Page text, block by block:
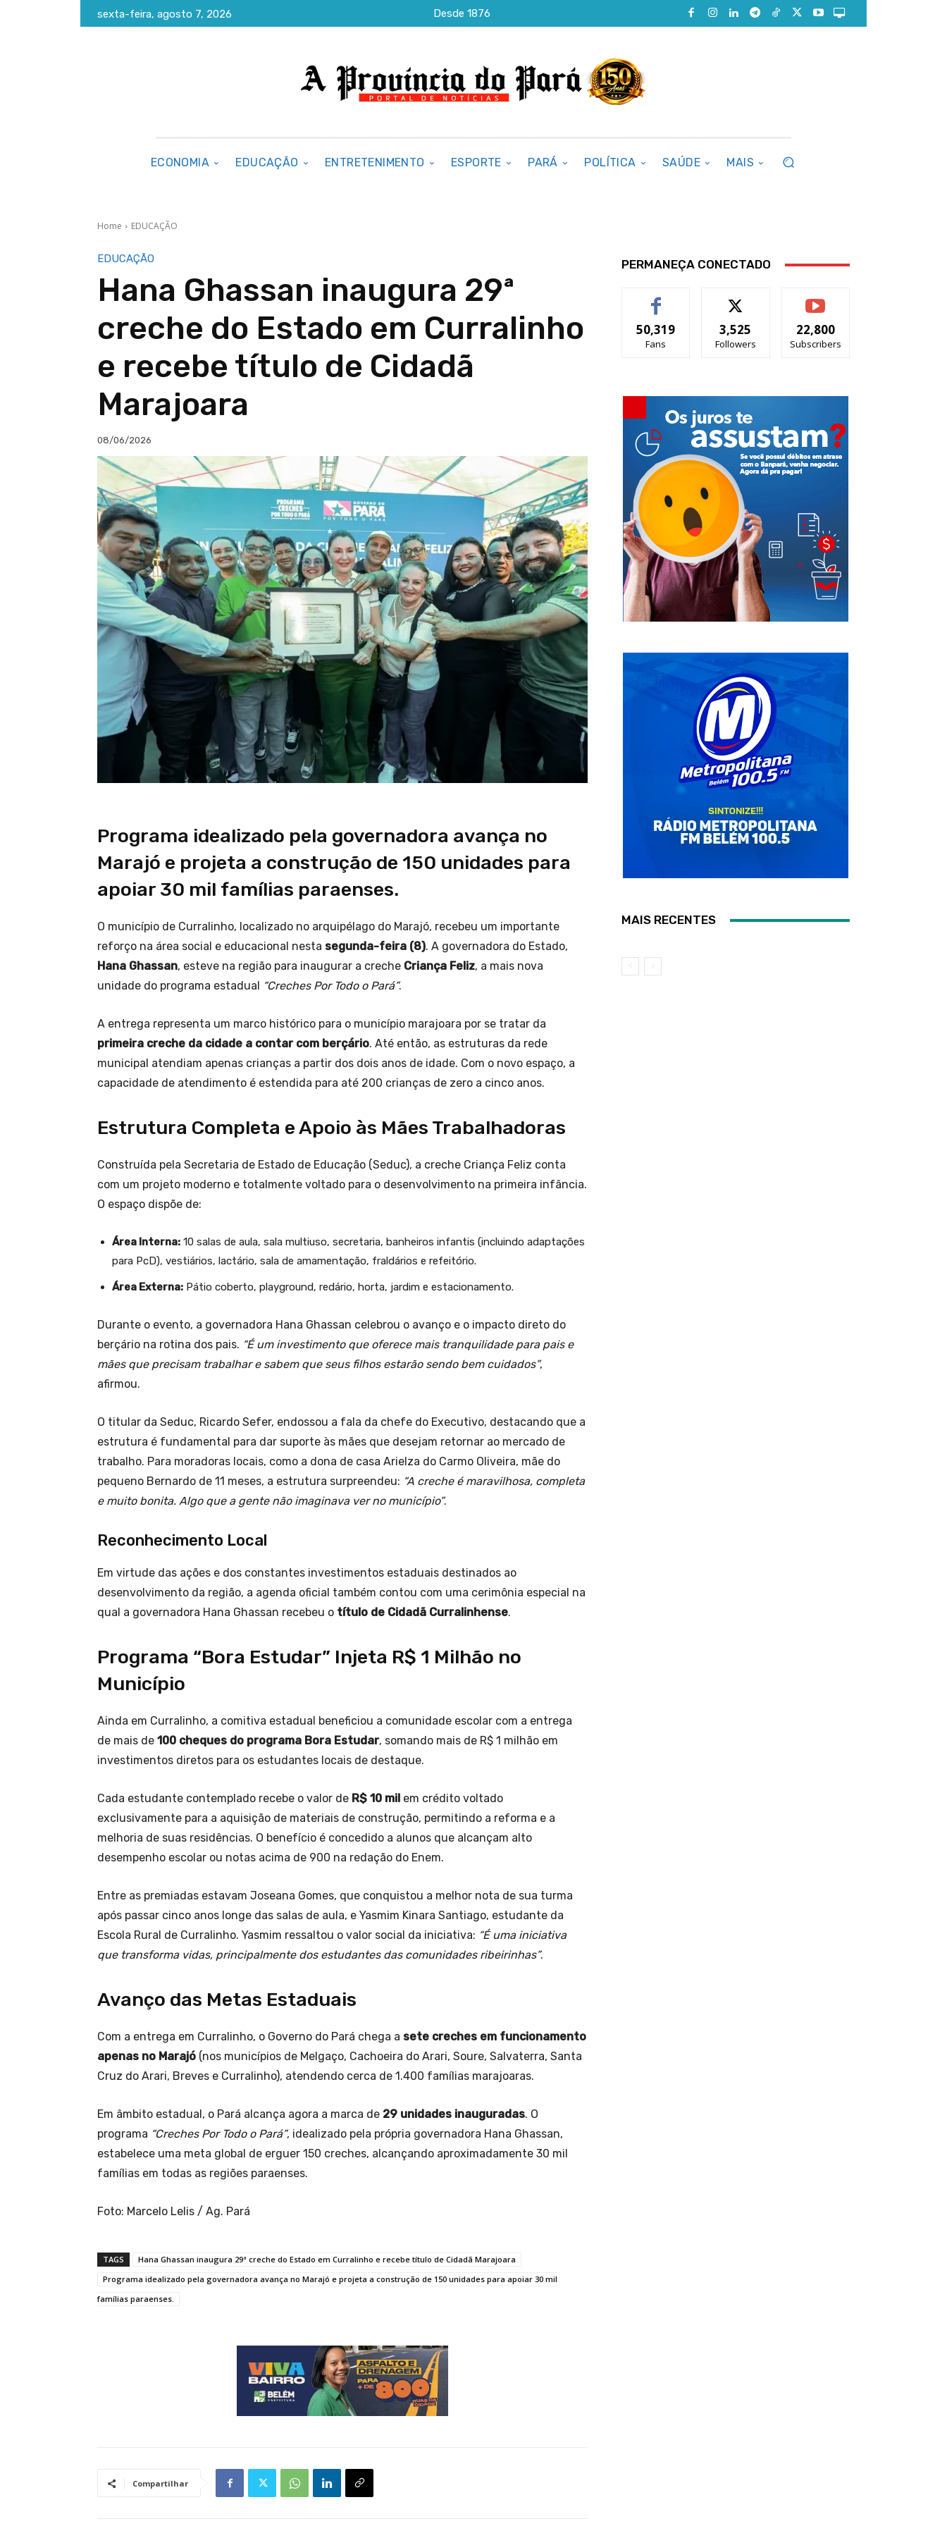
sexta-feira, agosto 7, 2026 Desde 1876
ECONOMIA EDUCAÇÃO ENTRETENIMENTO ESPORTE PARÁ POLÍTICA SAÚDE MAIS
Home EDUCAÇÃO
EDUCAÇÃO
Hana Ghassan inaugura 29ª
creche do Estado em Curralinho
e recebe título de Cidadã
Marajoara
08/06/2026
Programa idealizado pela governadora avança no
Marajó e projeta a construção de 150 unidades para
apoiar 30 mil famílias paraenses.
O município de Curralinho, localizado no arquipélago do Marajó, recebeu um importante
reforço na área social e educacional nesta segunda-feira (8). A governadora do Estado,
Hana Ghassan, esteve na região para inaugurar a creche Criança Feliz, a mais nova
unidade do programa estadual “Creches Por Todo o Pará”.
A entrega representa um marco histórico para o município marajoara por se tratar da
primeira creche da cidade a contar com berçário. Até então, as estruturas da rede
municipal atendiam apenas crianças a partir dos dois anos de idade. Com o novo espaço, a
capacidade de atendimento é estendida para até 200 crianças de zero a cinco anos.
Estrutura Completa e Apoio às Mães Trabalhadoras
Construída pela Secretaria de Estado de Educação (Seduc), a creche Criança Feliz conta
com um projeto moderno e totalmente voltado para o desenvolvimento na primeira infância.
O espaço dispõe de:
Área Interna: 10 salas de aula, sala multiuso, secretaria, banheiros infantis (incluindo adaptações
para PcD), vestiários, lactário, sala de amamentação, fraldários e refeitório.
Área Externa: Pátio coberto, playground, redário, horta, jardim e estacionamento.
Durante o evento, a governadora Hana Ghassan celebrou o avanço e o impacto direto do
berçário na rotina dos pais. “É um investimento que oferece mais tranquilidade para pais e
mães que precisam trabalhar e sabem que seus filhos estarão sendo bem cuidados”,
afirmou.
O titular da Seduc, Ricardo Sefer, endossou a fala da chefe do Executivo, destacando que a
estrutura é fundamental para dar suporte às mães que desejam retornar ao mercado de
trabalho. Para moradoras locais, como a dona de casa Arielza do Carmo Oliveira, mãe do
pequeno Bernardo de 11 meses, a estrutura surpreendeu: “A creche é maravilhosa, completa
e muito bonita. Algo que a gente não imaginava ver no município”.
Reconhecimento Local
Em virtude das ações e dos constantes investimentos estaduais destinados ao
desenvolvimento da região, a agenda oficial também contou com uma cerimônia especial na
qual a governadora Hana Ghassan recebeu o título de Cidadã Curralinhense.
Programa “Bora Estudar” Injeta R$ 1 Milhão no
Município
Ainda em Curralinho, a comitiva estadual beneficiou a comunidade escolar com a entrega
de mais de 100 cheques do programa Bora Estudar, somando mais de R$ 1 milhão em
investimentos diretos para os estudantes locais de destaque.
Cada estudante contemplado recebe o valor de R$ 10 mil em crédito voltado
exclusivamente para a aquisição de materiais de construção, permitindo a reforma e a
melhoria de suas residências. O benefício é concedido a alunos que alcançam alto
desempenho escolar ou notas acima de 900 na redação do Enem.
Entre as premiadas estavam Joseana Gomes, que conquistou a melhor nota de sua turma
após passar cinco anos longe das salas de aula, e Yasmim Kinara Santiago, estudante da
Escola Rural de Curralinho. Yasmim ressaltou o valor social da iniciativa: “É uma iniciativa
que transforma vidas, principalmente dos estudantes das comunidades ribeirinhas”.
Avanço das Metas Estaduais
Com a entrega em Curralinho, o Governo do Pará chega a sete creches em funcionamento
apenas no Marajó (nos municípios de Melgaço, Cachoeira do Arari, Soure, Salvaterra, Santa
Cruz do Arari, Breves e Curralinho), atendendo cerca de 1.400 famílias marajoaras.
Em âmbito estadual, o Pará alcança agora a marca de 29 unidades inauguradas. O
programa “Creches Por Todo o Pará”, idealizado pela própria governadora Hana Ghassan,
estabelece uma meta global de erguer 150 creches, alcançando aproximadamente 30 mil
famílias em todas as regiões paraenses.
Foto: Marcelo Lelis / Ag. Pará
TAGS
Hana Ghassan inaugura 29ª creche do Estado em Curralinho e recebe título de Cidadã Marajoara
Programa idealizado pela governadora avança no Marajó e projeta a construção de 150 unidades para apoiar 30 mil
famílias paraenses.
Compartilhar
PERMANEÇA CONECTADO
50,319
Fans
3,525
Followers
22,800
Subscribers
MAIS RECENTES